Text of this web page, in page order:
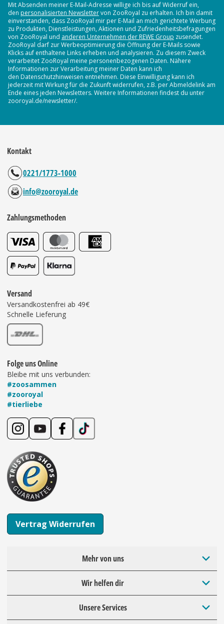
Mit Absenden meiner E-Mail-Adresse willige ich bis auf Widerruf ein,
den personalisierten Newslettervon ZooRoyal zu erhalten. Ich bin damit
einverstanden, dass ZooRoyal mir per E-Mail an mich gerichtete Werbung
zu Produkten, Dienstleistungen, Aktionen und Zufriedenheitsbefragungen
von ZooRoyal und anderen Unternehmen der REWE Group zusendet.
ZooRoyal darf zur Werbeoptimierung die Öffnung der E-Mails sowie
Klicks auf enthaltene Links erheben und analysieren. Zu diesem Zweck
verarbeitet ZooRoyal meine personenbezogenen Daten. Nähere
Informationen zur Verarbeitung meiner Daten kann ich
den Datenschutzhinweisen entnehmen. Diese Einwilligung kann ich
jederzeit mit Wirkung für die Zukunft widerrufen, z.B. per Abmeldelink am
Ende eines jeden Newsletters. Weitere Informationen findest du unter
zooroyal.de/newsletter/.
Kontakt
0221/1773-1000
info@zooroyal.de
Zahlungsmethoden
Versand
Versandkostenfrei ab 49€
Schnelle Lieferung
Folge uns Online
Bleibe mit uns verbunden:
#zoosammen
#zooroyal
#tierliebe
Vertrag Widerrufen
Mehr von uns
Wir helfen dir
Unsere Services